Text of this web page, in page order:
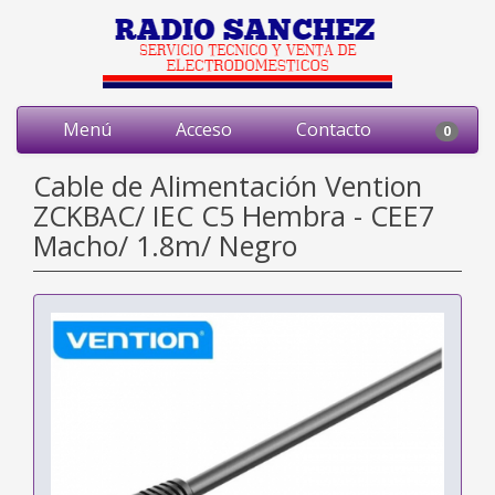
Menú Acceso Contacto 0
Cable de Alimentación Vention
ZCKBAC/ IEC C5 Hembra - CEE7
Macho/ 1.8m/ Negro